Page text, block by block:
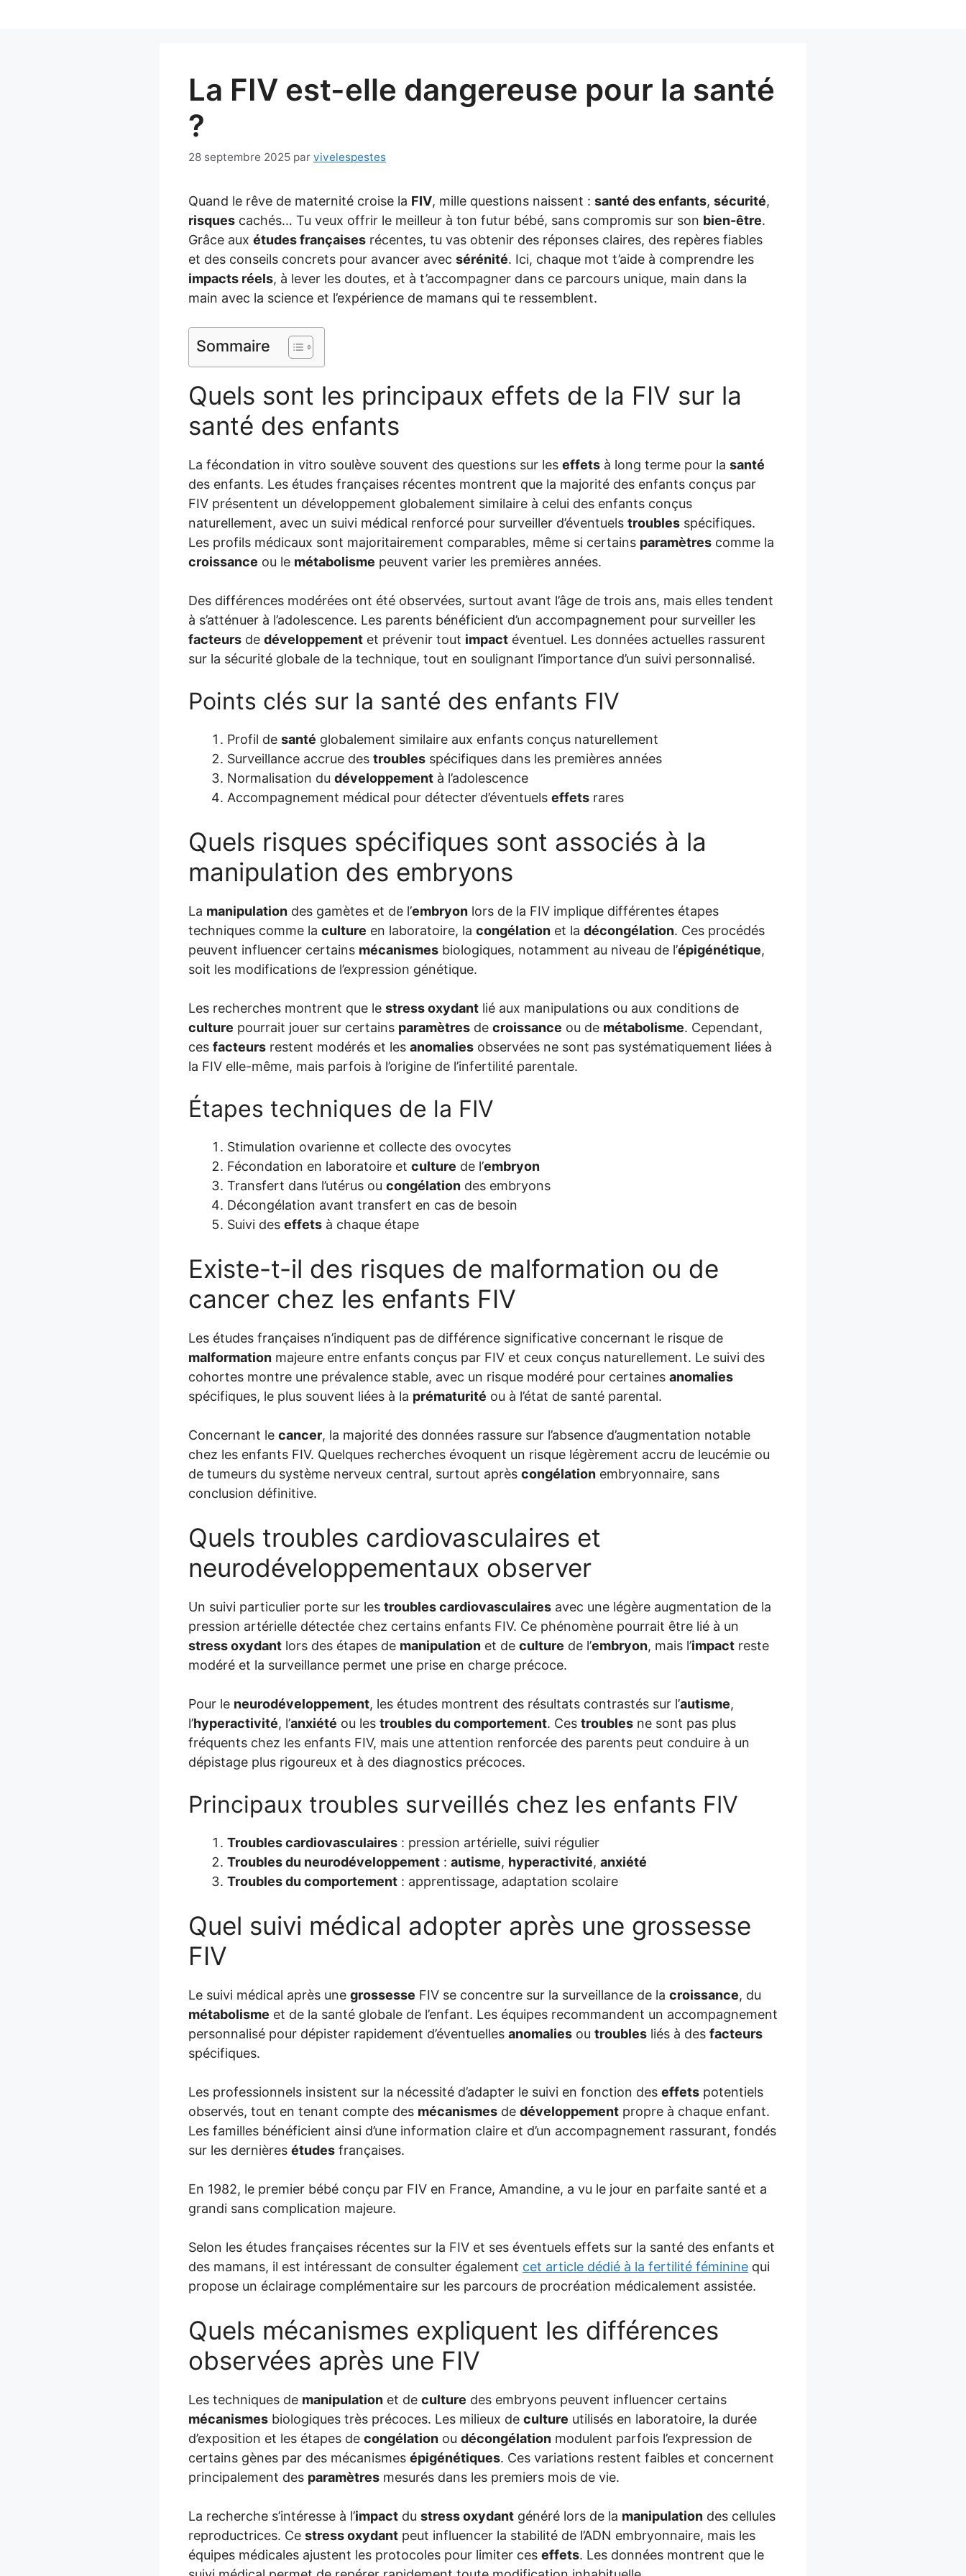
La FIV est-elle dangereuse pour la santé
?
28 septembre 2025 par vivelespestes
Quand le rêve de maternité croise la FIV, mille questions naissent : santé des enfants, sécurité,
risques cachés… Tu veux offrir le meilleur à ton futur bébé, sans compromis sur son bien-être.
Grâce aux études françaises récentes, tu vas obtenir des réponses claires, des repères fiables
et des conseils concrets pour avancer avec sérénité. Ici, chaque mot t’aide à comprendre les
impacts réels, à lever les doutes, et à t’accompagner dans ce parcours unique, main dans la
main avec la science et l’expérience de mamans qui te ressemblent.
Sommaire
Quels sont les principaux effets de la FIV sur la
santé des enfants
La fécondation in vitro soulève souvent des questions sur les effets à long terme pour la santé
des enfants. Les études françaises récentes montrent que la majorité des enfants conçus par
FIV présentent un développement globalement similaire à celui des enfants conçus
naturellement, avec un suivi médical renforcé pour surveiller d’éventuels troubles spécifiques.
Les profils médicaux sont majoritairement comparables, même si certains paramètres comme la
croissance ou le métabolisme peuvent varier les premières années.
Des différences modérées ont été observées, surtout avant l’âge de trois ans, mais elles tendent
à s’atténuer à l’adolescence. Les parents bénéficient d’un accompagnement pour surveiller les
facteurs de développement et prévenir tout impact éventuel. Les données actuelles rassurent
sur la sécurité globale de la technique, tout en soulignant l’importance d’un suivi personnalisé.
Points clés sur la santé des enfants FIV
Profil de santé globalement similaire aux enfants conçus naturellement
Surveillance accrue des troubles spécifiques dans les premières années
Normalisation du développement à l’adolescence
Accompagnement médical pour détecter d’éventuels effets rares
Quels risques spécifiques sont associés à la
manipulation des embryons
La manipulation des gamètes et de l’embryon lors de la FIV implique différentes étapes
techniques comme la culture en laboratoire, la congélation et la décongélation. Ces procédés
peuvent influencer certains mécanismes biologiques, notamment au niveau de l’épigénétique,
soit les modifications de l’expression génétique.
Les recherches montrent que le stress oxydant lié aux manipulations ou aux conditions de
culture pourrait jouer sur certains paramètres de croissance ou de métabolisme. Cependant,
ces facteurs restent modérés et les anomalies observées ne sont pas systématiquement liées à
la FIV elle-même, mais parfois à l’origine de l’infertilité parentale.
Étapes techniques de la FIV
Stimulation ovarienne et collecte des ovocytes
Fécondation en laboratoire et culture de l’embryon
Transfert dans l’utérus ou congélation des embryons
Décongélation avant transfert en cas de besoin
Suivi des effets à chaque étape
Existe-t-il des risques de malformation ou de
cancer chez les enfants FIV
Les études françaises n’indiquent pas de différence significative concernant le risque de
malformation majeure entre enfants conçus par FIV et ceux conçus naturellement. Le suivi des
cohortes montre une prévalence stable, avec un risque modéré pour certaines anomalies
spécifiques, le plus souvent liées à la prématurité ou à l’état de santé parental.
Concernant le cancer, la majorité des données rassure sur l’absence d’augmentation notable
chez les enfants FIV. Quelques recherches évoquent un risque légèrement accru de leucémie ou
de tumeurs du système nerveux central, surtout après congélation embryonnaire, sans
conclusion définitive.
Quels troubles cardiovasculaires et
neurodéveloppementaux observer
Un suivi particulier porte sur les troubles cardiovasculaires avec une légère augmentation de la
pression artérielle détectée chez certains enfants FIV. Ce phénomène pourrait être lié à un
stress oxydant lors des étapes de manipulation et de culture de l’embryon, mais l’impact reste
modéré et la surveillance permet une prise en charge précoce.
Pour le neurodéveloppement, les études montrent des résultats contrastés sur l’autisme,
l’hyperactivité, l’anxiété ou les troubles du comportement. Ces troubles ne sont pas plus
fréquents chez les enfants FIV, mais une attention renforcée des parents peut conduire à un
dépistage plus rigoureux et à des diagnostics précoces.
Principaux troubles surveillés chez les enfants FIV
Troubles cardiovasculaires : pression artérielle, suivi régulier
Troubles du neurodéveloppement : autisme, hyperactivité, anxiété
Troubles du comportement : apprentissage, adaptation scolaire
Quel suivi médical adopter après une grossesse
FIV
Le suivi médical après une grossesse FIV se concentre sur la surveillance de la croissance, du
métabolisme et de la santé globale de l’enfant. Les équipes recommandent un accompagnement
personnalisé pour dépister rapidement d’éventuelles anomalies ou troubles liés à des facteurs
spécifiques.
Les professionnels insistent sur la nécessité d’adapter le suivi en fonction des effets potentiels
observés, tout en tenant compte des mécanismes de développement propre à chaque enfant.
Les familles bénéficient ainsi d’une information claire et d’un accompagnement rassurant, fondés
sur les dernières études françaises.
En 1982, le premier bébé conçu par FIV en France, Amandine, a vu le jour en parfaite santé et a
grandi sans complication majeure.
Selon les études françaises récentes sur la FIV et ses éventuels effets sur la santé des enfants et
des mamans, il est intéressant de consulter également cet article dédié à la fertilité féminine qui
propose un éclairage complémentaire sur les parcours de procréation médicalement assistée.
Quels mécanismes expliquent les différences
observées après une FIV
Les techniques de manipulation et de culture des embryons peuvent influencer certains
mécanismes biologiques très précoces. Les milieux de culture utilisés en laboratoire, la durée
d’exposition et les étapes de congélation ou décongélation modulent parfois l’expression de
certains gènes par des mécanismes épigénétiques. Ces variations restent faibles et concernent
principalement des paramètres mesurés dans les premiers mois de vie.
La recherche s’intéresse à l’impact du stress oxydant généré lors de la manipulation des cellules
reproductrices. Ce stress oxydant peut influencer la stabilité de l’ADN embryonnaire, mais les
équipes médicales ajustent les protocoles pour limiter ces effets. Les données montrent que le